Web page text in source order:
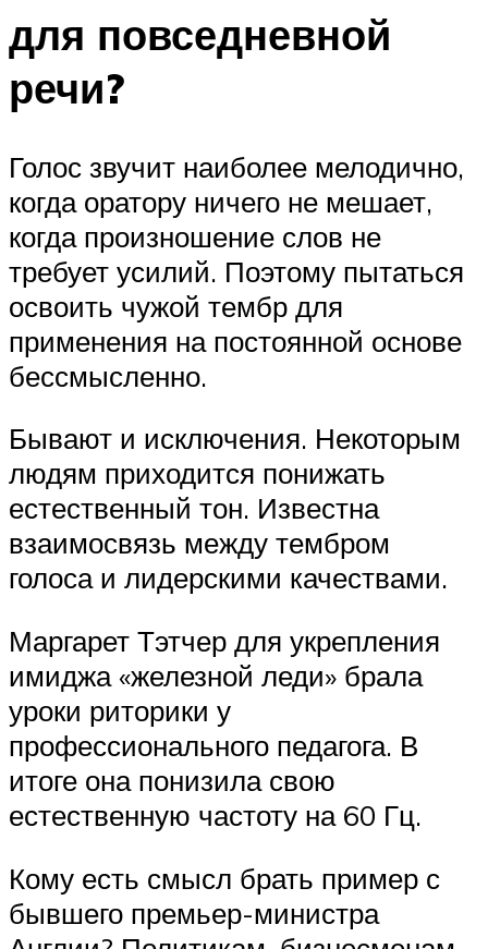
для повседневной
речи?
Голос звучит наиболее мелодично,
когда оратору ничего не мешает,
когда произношение слов не
требует усилий. Поэтому пытаться
освоить чужой тембр для
применения на постоянной основе
бессмысленно.
Бывают и исключения. Некоторым
людям приходится понижать
естественный тон. Известна
взаимосвязь между тембром
голоса и лидерскими качествами.
Маргарет Тэтчер для укрепления
имиджа «железной леди» брала
уроки риторики у
профессионального педагога. В
итоге она понизила свою
естественную частоту на 60 Гц.
Кому есть смысл брать пример с
бывшего премьер-министра